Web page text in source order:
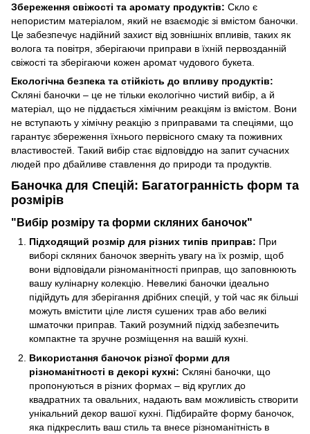
Збереження свіжості та аромату продуктів: Скло є
непористим матеріалом, який не взаємодіє зі вмістом баночки.
Це забезпечує надійний захист від зовнішніх впливів, таких як
волога та повітря, зберігаючи приправи в їхній первозданній
свіжості та зберігаючи кожен аромат чудового букета.
Екологічна безпека та стійкість до впливу продуктів:
Скляні баночки – це не тільки екологічно чистий вибір, а й
матеріал, що не піддається хімічним реакціям із вмістом. Вони
не вступають у хімічну реакцію з приправами та спеціями, що
гарантує збереження їхнього первісного смаку та поживних
властивостей. Такий вибір стає відповіддю на запит сучасних
людей про дбайливе ставлення до природи та продуктів.
Баночка для Спецій: Багатогранність форм та
розмірів
"Вибір розміру та форми скляних баночок"
Підходящий розмір для різних типів приправ: При
виборі скляних баночок зверніть увагу на їх розмір, щоб
вони відповідали різноманітності приправ, що заповнюють
вашу кулінарну колекцію. Невеликі баночки ідеально
підійдуть для зберігання дрібних спецій, у той час як більші
можуть вмістити ціле листя сушених трав або великі
шматочки приправ. Такий розумний підхід забезпечить
компактне та зручне розміщення на вашій кухні.
Використання баночок різної форми для
різноманітності в декорі кухні: Скляні баночки, що
пропонуються в різних формах – від круглих до
квадратних та овальних, надають вам можливість створити
унікальний декор вашої кухні. Підбирайте форму баночок,
яка підкреслить ваш стиль та внесе різноманітність в